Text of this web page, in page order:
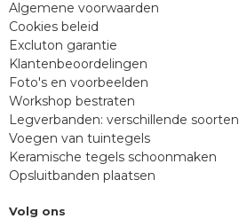
Algemene voorwaarden
Cookies beleid
Excluton garantie
Klantenbeoordelingen
Foto's en voorbeelden
Workshop bestraten
Legverbanden: verschillende soorten
Voegen van tuintegels
Keramische tegels schoonmaken
Opsluitbanden plaatsen
Volg ons